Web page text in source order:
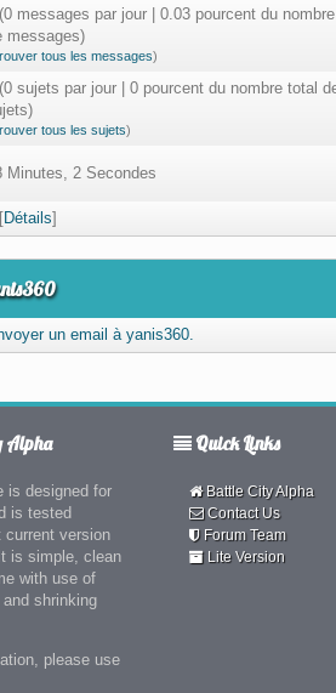
messages par jour | 0.03 pourcent du
messages)
tous les messages)
sujets par jour | 0 pourcent du nombre total
tous les sujets)
Minutes, 2 Secondes
[Détails]
un email à yanis360.
Alpha
is designed for
is tested
current version
is simple, clean
with use of
shrinking
please use
Quick Links
Battle City Alpha
Contact Us
Forum Team
Lite Version